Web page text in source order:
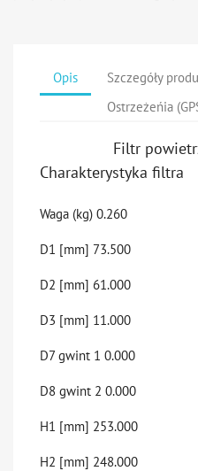
Opis
Szczegóły
Ostrzeżeńia
Filtr
Charakterystyka filtra
Waga (kg) 0.260
D1 [mm] 73.500
D2 [mm] 61.000
D3 [mm] 11.000
D7 gwint 1 0.000
D8 gwint 2 0.000
H1 [mm] 253.000
H2 [mm] 248.000